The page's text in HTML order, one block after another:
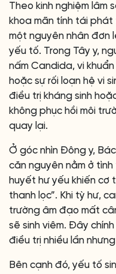
Theo kinh nghiệm lâm
khoa mãn tính tái
một nguyên nhân đơn
yếu tố. Trong Tây y,
nấm Candida, vi
hoặc sự rối loạn hệ vi
điều trị kháng sinh
không phục hồi môi
quay lại.
Ở góc nhìn Đông y,
căn nguyên nằm ở
huyết hư yếu khiến cơ
thanh lọc”. Khi tỳ hư,
trường âm đạo mất
sẽ sinh viêm. Đây
điều trị nhiều lần
Bên cạnh đó, yếu tố